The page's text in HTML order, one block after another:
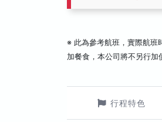
※ 此為參考航班，實際航班
加餐食，本公司將不另行加
行程特色